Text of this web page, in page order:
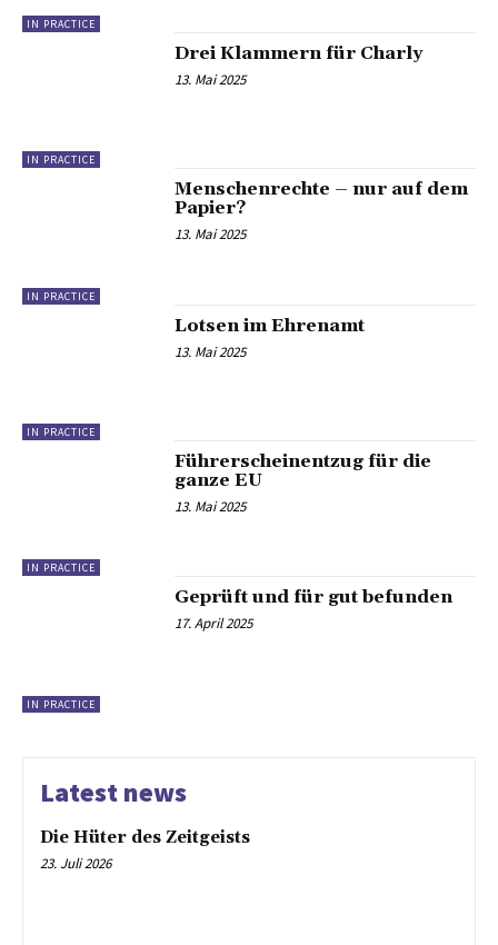
IN PRACTICE
IN PRACTICE
Drei Klammern für Charly
13. Mai 2025
IN PRACTICE
Menschenrechte – nur auf dem
Papier?
13. Mai 2025
IN PRACTICE
Lotsen im Ehrenamt
13. Mai 2025
IN PRACTICE
Führerscheinentzug für die
ganze EU
13. Mai 2025
IN PRACTICE
Geprüft und für gut befunden
17. April 2025
Latest news
Die Hüter des Zeitgeists
23. Juli 2026